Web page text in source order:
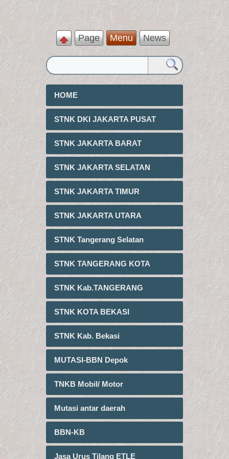
Page Menu News
HOME
STNK DKI JAKARTA PUSAT
STNK JAKARTA BARAT
STNK JAKARTA SELATAN
STNK JAKARTA TIMUR
STNK JAKARTA UTARA
STNK Tangerang Selatan
STNK TANGERANG KOTA
STNK Kab.TANGERANG
STNK KOTA BEKASI
STNK Kab. Bekasi
MUTASI-BBN Depok
TNKB Mobil/ Motor
Mutasi antar daerah
BBN-KB
Jasa Urus Tilang ETLE